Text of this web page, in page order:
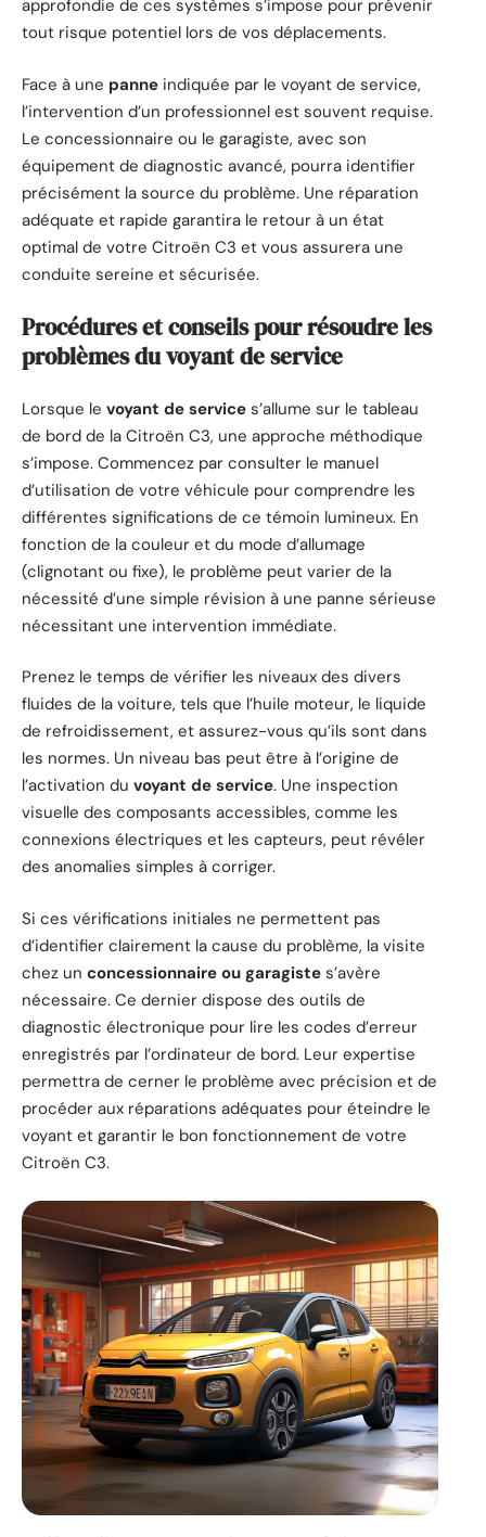
approfondie de ces systèmes s’impose pour prévenir
tout risque potentiel lors de vos déplacements.
Face à une panne indiquée par le voyant de service,
l’intervention d’un professionnel est souvent requise.
Le concessionnaire ou le garagiste, avec son
équipement de diagnostic avancé, pourra identifier
précisément la source du problème. Une réparation
adéquate et rapide garantira le retour à un état
optimal de votre Citroën C3 et vous assurera une
conduite sereine et sécurisée.
Procédures et conseils pour résoudre les
problèmes du voyant de service
Lorsque le voyant de service s’allume sur le tableau
de bord de la Citroën C3, une approche méthodique
s’impose. Commencez par consulter le manuel
d’utilisation de votre véhicule pour comprendre les
différentes significations de ce témoin lumineux. En
fonction de la couleur et du mode d’allumage
(clignotant ou fixe), le problème peut varier de la
nécessité d’une simple révision à une panne sérieuse
nécessitant une intervention immédiate.
Prenez le temps de vérifier les niveaux des divers
fluides de la voiture, tels que l’huile moteur, le liquide
de refroidissement, et assurez-vous qu’ils sont dans
les normes. Un niveau bas peut être à l’origine de
l’activation du voyant de service. Une inspection
visuelle des composants accessibles, comme les
connexions électriques et les capteurs, peut révéler
des anomalies simples à corriger.
Si ces vérifications initiales ne permettent pas
d’identifier clairement la cause du problème, la visite
chez un concessionnaire ou garagiste s’avère
nécessaire. Ce dernier dispose des outils de
diagnostic électronique pour lire les codes d’erreur
enregistrés par l’ordinateur de bord. Leur expertise
permettra de cerner le problème avec précision et de
procéder aux réparations adéquates pour éteindre le
voyant et garantir le bon fonctionnement de votre
Citroën C3.